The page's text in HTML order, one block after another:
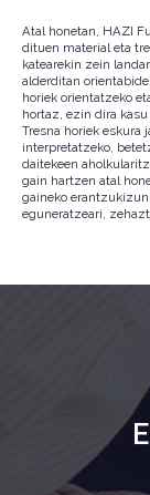
Atal honetan, HAZI
dituen material eta
katearekin zein
alderditan
horiek orientatzeko
hortaz, ezin dira
Tresna horiek eskura
interpretatzeko,
daitekeen
gain hartzen atal
gaineko
eguneratzeari,